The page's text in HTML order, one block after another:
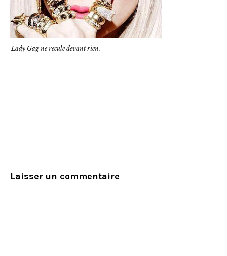
Lady Gag ne recule devant rien.
Laisser un commentaire